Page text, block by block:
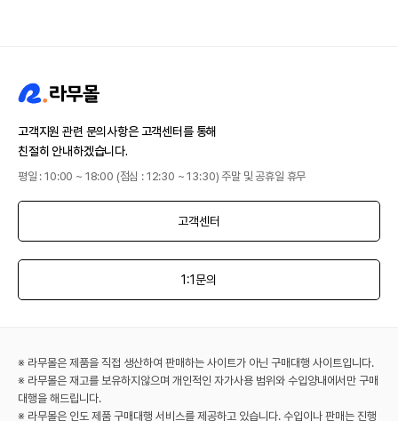
고객지원 관련 문의사항은 고객센터를 통해
친절히 안내하겠습니다.
평일 : 10:00 ~ 18:00 (점심 : 12:30 ~ 13:30) 주말 및 공휴일 휴무
고객센터
1:1문의
※ 라무몰은 제품을 직접 생산하여 판매하는 사이트가 아닌 구매대행 사이트입니다.
※ 라무몰은 재고를 보유하지않으며 개인적인 자가사용 범위와 수입양내에서만 구매
대행을 해드립니다.
※ 라무몰은 인도 제품 구매대행 서비스를 제공하고 있습니다. 수입이나 판매는 진행